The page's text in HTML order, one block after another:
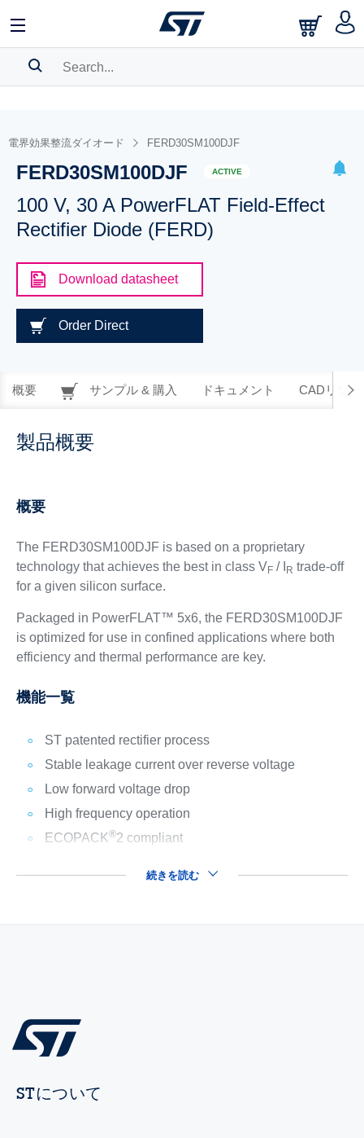
BOOKMARK
Pleaselog into show your saved searches.
電界効果整流ダイオード FERD30SM100DJF
FERD30SM100DJF ACTIVE
100 V, 30 A PowerFLAT Field-Effect
Rectifier Diode (FERD)
Download datasheet
Order Direct
概要 サンプル & 購入 ドキュメント CADリソー
製品概要
概要
The FERD30SM100DJF is based on a proprietary
technology that achieves the best in class VF/ I R trade-off
for a given silicon surface.
Packaged in PowerFLAT™ 5x6, the FERD30SM100DJF
is optimized for use in confined applications where both
efficiency and thermal performance are key.
機能一覧
ST patented rectifier process
Stable leakage current over reverse voltage
Low forward voltage drop
High frequency operation
ECOPACK®2 compliant
続きを読む
STについて